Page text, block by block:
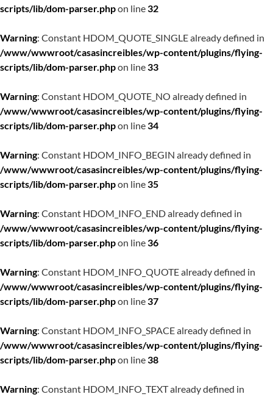
scripts/lib/dom-parser.phpon line32
Warning: Constant HDOM_QUOTE_SINGLE already defined in
/www/wwwroot/casasincreibles/wp-content/plugins/flying-
scripts/lib/dom-parser.phpon line33
Warning: Constant HDOM_QUOTE_NO already defined in
/www/wwwroot/casasincreibles/wp-content/plugins/flying-
scripts/lib/dom-parser.phpon line34
Warning: Constant HDOM_INFO_BEGIN already defined in
/www/wwwroot/casasincreibles/wp-content/plugins/flying-
scripts/lib/dom-parser.phpon line35
Warning: Constant HDOM_INFO_END already defined in
/www/wwwroot/casasincreibles/wp-content/plugins/flying-
scripts/lib/dom-parser.phpon line36
Warning: Constant HDOM_INFO_QUOTE already defined in
/www/wwwroot/casasincreibles/wp-content/plugins/flying-
scripts/lib/dom-parser.phpon line37
Warning: Constant HDOM_INFO_SPACE already defined in
/www/wwwroot/casasincreibles/wp-content/plugins/flying-
scripts/lib/dom-parser.phpon line38
Warning: Constant HDOM_INFO_TEXT already defined in